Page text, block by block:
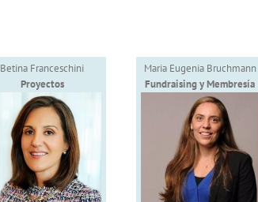
Betina Franceschini
Proyectos
Maria Eugenia Bruchmann
Fundraising y Membresía